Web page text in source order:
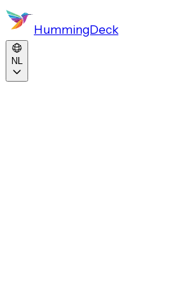
HummingDeck
NL